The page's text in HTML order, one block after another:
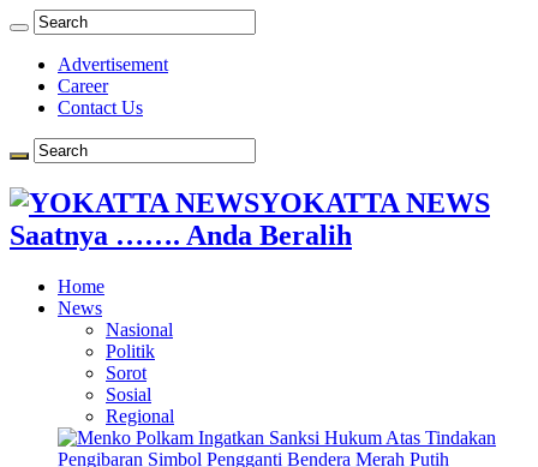
Advertisement
Career
Contact Us
YOKATTA NEWS
Saatnya ……. Anda Beralih
Home
News
Nasional
Politik
Sorot
Sosial
Regional